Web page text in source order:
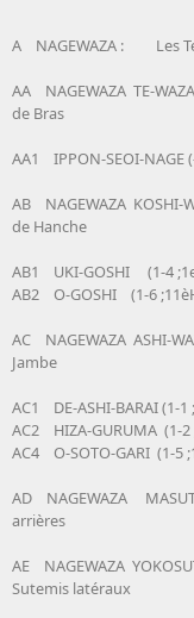
A NAGEWAZA : Les
AA NAGEWAZA TE-
de Bras
AA1 IPPON-SEOI-
AB NAGEWAZA KOSHI-
de Hanche
AB1 UKI-GOSHI (1-4
AB2 O-GOSHI (1-6
AC NAGEWAZA ASHI-
Jambe
AC1 DE-ASHI-BARAI
AC2 HIZA-GURUMA
AC4 O-SOTO-GARI (1-
AD NAGEWAZA
arrières
AE NAGEWAZA
Sutemis latéraux